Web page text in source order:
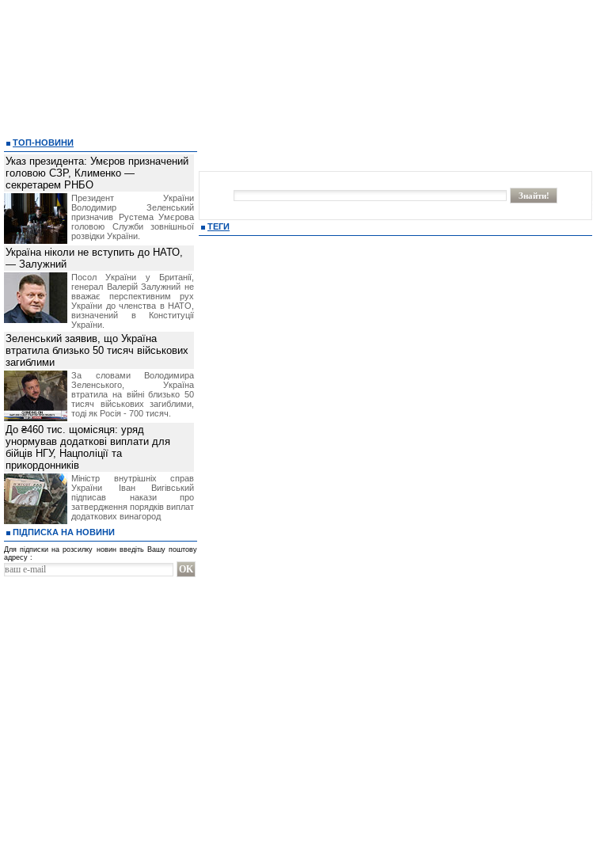
ТЕГИ
ТОП-НОВИНИ
Указ президента: Умєров призначений
головою СЗР, Клименко —
секретарем РНБО
Президент України
Володимир Зеленський
призначив Pустема Умєрова
головою Служби зовнішньої
розвідки України.
Україна ніколи не вступить до НАТО,
— Залужний
Посол України у Британії,
генерал Валерій Залужний не
вважає перспективним рух
України до членства в НАТО,
визначений в Конституції
України.
Зеленський заявив, що Україна
втратила близько 50 тисяч військових
загиблими
За словами Володимира
Зеленського, Україна
втратила на війні близько 50
тисяч військових загиблими,
тоді як Росія - 700 тисяч.
До ₴460 тис. щомісяця: уряд
унормував додаткові виплати для
бійців НГУ, Нацполіції та
прикордонників
Міністр внутрішніх справ
України Іван Вигівський
підписав накази про
затвердження порядків виплат
додаткових винагород
ПІДПИСКА НА НОВИНИ
Для підписки на розсилку новин введіть Вашу поштову
адресу :